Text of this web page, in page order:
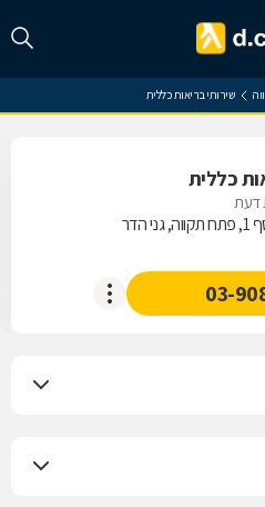
שירותי בריאות כללית
כללית
דעת
הדר
03-